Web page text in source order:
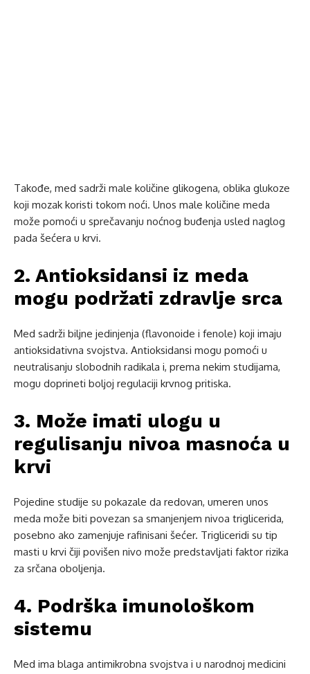
Takođe, med sadrži male količine glikogena, oblika glukoze
koji mozak koristi tokom noći. Unos male količine meda
može pomoći u sprečavanju noćnog buđenja usled naglog
pada šećera u krvi.
2. Antioksidansi iz meda
mogu podržati zdravlje srca
Med sadrži biljne jedinjenja (flavonoide i fenole) koji imaju
antioksidativna svojstva. Antioksidansi mogu pomoći u
neutralisanju slobodnih radikala i, prema nekim studijama,
mogu doprineti boljoj regulaciji krvnog pritiska.
3. Može imati ulogu u
regulisanju nivoa masnoća u
krvi
Pojedine studije su pokazale da redovan, umeren unos
meda može biti povezan sa smanjenjem nivoa triglicerida,
posebno ako zamenjuje rafinisani šećer. Trigliceridi su tip
masti u krvi čiji povišen nivo može predstavljati faktor rizika
za srčana oboljenja.
4. Podrška imunološkom
sistemu
Med ima blaga antimikrobna svojstva i u narodnoj medicini